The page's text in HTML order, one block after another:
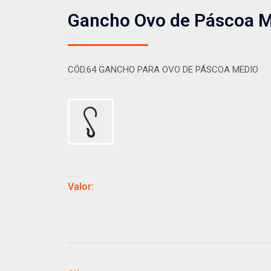
Gancho Ovo de Páscoa
CÓD.64 GANCHO PARA OVO DE PÁSCOA MEDIO
Valor: